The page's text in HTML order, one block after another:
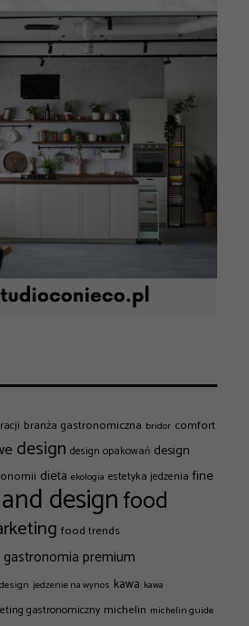
branża gastronomiczna bridor comfort
design design opakowań design
dieta ekologia estetyka jedzenia fine
designfood
food trends
gastronomia premium
jedzenie na wynos kawa kawa
gastronomiczny michelin michelin guide